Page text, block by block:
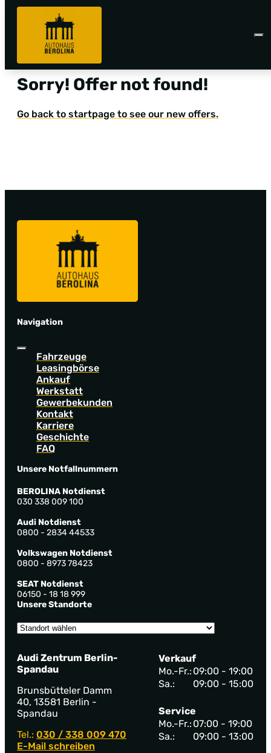
Sorry! Offer not found!
Go back to startpage to see our new offers.
Navigation
Fahrzeuge
Leasingbörse
Ankauf
Werkstatt
Gewerbekunden
Kontakt
Karriere
Geschichte
FAQ
Unsere Notfallnummern
BEROLINA Notdienst
030 338 009 100
Audi Notdienst
0800 - 2834 44533
Volkswagen Notdienst
0800 - 8973 78423
SEAT Notdienst
06150 - 18 18 999
Unsere Standorte
Audi Zentrum Berlin-
Spandau
Brunsbütteler Damm
40, 13581 Berlin -
Spandau
Tel.: 030 / 338 009 470
E-Mail schreiben
Verkauf
Mo.-Fr.: 09:00 - 19:00
Sa.:
09:00 - 15:00
Service
Mo.-Fr.: 07:00 - 19:00
Sa.:
09:00 - 13:00